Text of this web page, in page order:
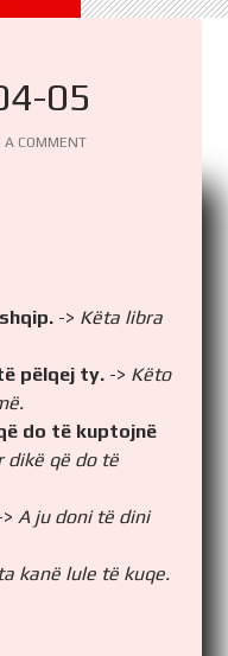
05
A COMMENT
-> Këta libra
pëlqej ty. -> Këto
do të kuptojnë
dikë që do të
>A ju doni të dini
kanë lule të kuqe.